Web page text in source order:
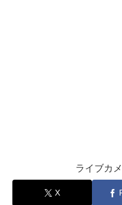
ライブカ
X